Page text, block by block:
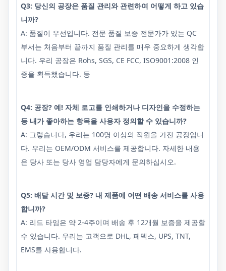
Q3: 당신의 공장은 품질 관리와 관련하여 어떻게 하고 있습
니까?
A: 품질이 우선입니다. 전문 품질 보증 전문가가 있는 QC
부서는 처음부터 끝까지 품질 관리를 매우 중요하게 생각합
니다. 우리 공장은 Rohs, SGS, CE FCC, ISO9001:2008 인
증을 획득했습니다. 등
Q4: 공장? 예! 자체 로고를 인쇄하거나 디자인을 수정하는
등 내가 좋아하는 항목을 사용자 정의할 수 있습니까?
A: 그렇습니다, 우리는 100명 이상의 직원을 가진 공장입니
다. 우리는 OEM/ODM 서비스를 제공합니다. 자세한 내용
은 당사 또는 당사 영업 담당자에게 문의하십시오.
Q5: 배달 시간 및 보증? 내 제품에 어떤 배송 서비스를 사용
합니까?
A: 리드 타임은 약 2-4주이며 배송 후 12개월 보증을 제공할
수 있습니다. 우리는 고객으로 DHL, 페덱스, UPS, TNT,
EMS를 사용합니다.